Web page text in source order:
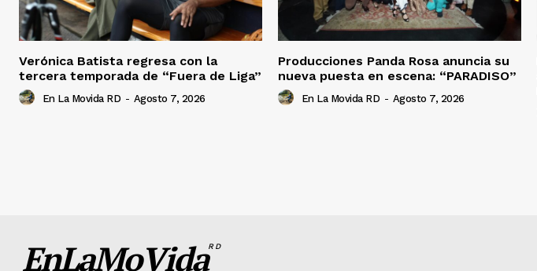
Verónica Batista regresa con la
tercera temporada de “Fuera de Liga”
En La Movida RD - Agosto 7, 2026
Producciones Panda Rosa anuncia su
nueva puesta en escena: “PARADISO”
En La Movida RD - Agosto 7, 2026
EnLaMoVidaRD